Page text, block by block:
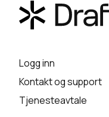
Logg inn
Kontakt og support
Tjenesteavtale